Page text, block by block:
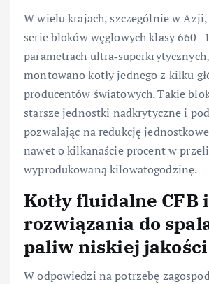
W wielu krajach, szczególnie w Azji,
serie bloków węglowych klasy
parametrach
montowano kotły jednego z kilku
producentów światowych. Takie
starsze jednostki nadkrytyczne i
pozwalając na redukcję
nawet o kilkanaście procent w
wyprodukowaną kilowatogodzinę.
Kotły fluidalne CFB i
rozwiązania do
paliw niskiej jakości
W odpowiedzi na potrzebę